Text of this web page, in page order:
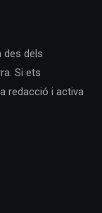
des dels
Si ets
redacció i activa